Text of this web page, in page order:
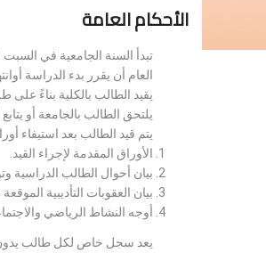
الأحكام العامة
تبدأ السنة الجامعية في
العام أن يقرر بدء الدراسة
يقيد الطالب بالكلية بناءً
يلتحق الطالب بالجامعة أو
يتم قيد الطالب بعد استيفاء
الأوراق المقدمة لإجراء القيد.
بيان أحوال الطالب الدراسية
بيان العقوبات التأديبية الموقعة
أوجه النشاط الرياضي
يعد سجل خاص لكل طالب يدون